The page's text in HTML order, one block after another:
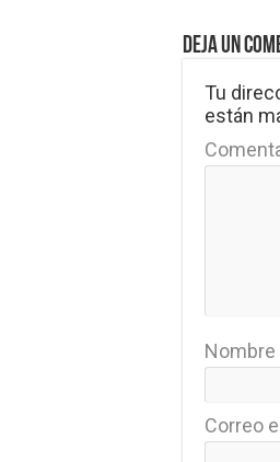
Deja un
Tu
están
Nombre
Correo